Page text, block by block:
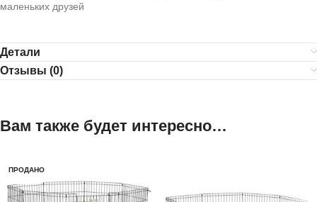
маленьких друзей
Детали
Отзывы (0)
Вам также будет интересно…
ПРОДАНО